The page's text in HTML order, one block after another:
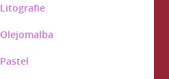
Litografie
Olejomalba
Pastel